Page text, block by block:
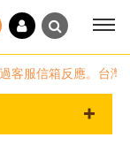
箱反應。台灣東